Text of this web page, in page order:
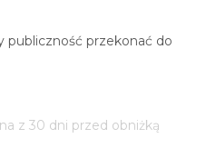
przekonać do
z 30 dni przed obniżką